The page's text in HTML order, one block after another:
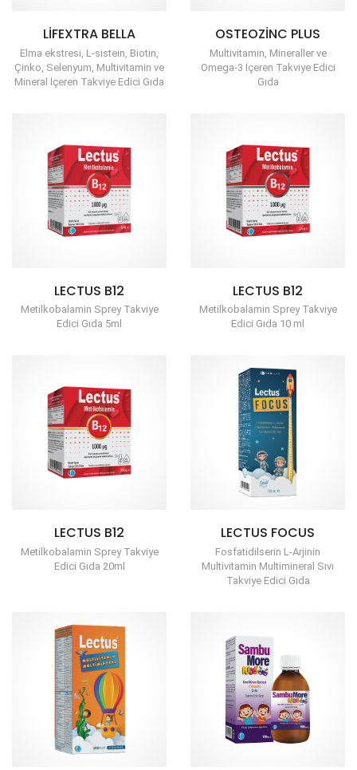
LIFEXTRA BELLA
Elma ekstresi, L-sistein, Biotin,
Çinko, Selenyum, Multivitamin ve
Mineral İçeren Takviye Edici Gıda
OSTEOZINC PLUS
Multivitamin, Mineraller ve
Omega-3 İçeren Takviye Edici
Gıda
LECTUS B12
Metilkobalamin Sprey Takviye
Edici Gıda 5ml
LECTUS B12
Metilkobalamin Sprey Takviye
Edici Gıda 10 ml
LECTUS B12
Metilkobalamin Sprey Takviye
Edici Gıda 20ml
LECTUS FOCUS
Fosfatidilserin L-Arjinin
Multivitamin Multimineral Sıvı
Takviye Edici Gıda